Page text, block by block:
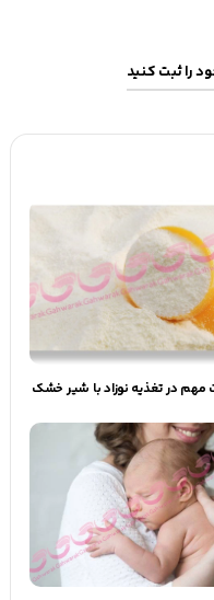
را ثبت کنید
مهم در تغذیه نوزاد با شیر خشک